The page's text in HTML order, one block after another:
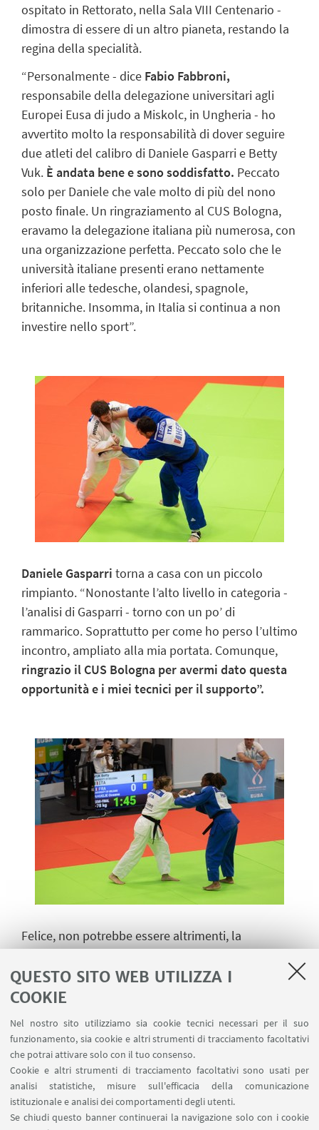
QUESTO SITO WEB UTILIZZA I
COOKIE
Nel nostro sito utilizziamo sia cookie tecnici necessari per il suo
funzionamento, sia cookie e altri strumenti di tracciamento facoltativi
che potrai attivare solo con il tuo consenso.
Cookie e altri strumenti di tracciamento facoltativi sono usati per
analisi statistiche, misure sull'efficacia della comunicazione
istituzionale e analisi dei comportamenti degli utenti.
Se chiudi questo banner continuerai la navigazione solo con i cookie
ospitato in Rettorato, nella Sala VIII Centenario -
dimostra di essere di un altro pianeta, restando la
regina della specialità.
“Personalmente - dice Fabio Fabbroni,
responsabile della delegazione universitari agli
Europei Eusa di judo a Miskolc, in Ungheria - ho
avvertito molto la responsabilità di dover seguire
due atleti del calibro di Daniele Gasparri e Betty
Vuk. È andata bene e sono soddisfatto. Peccato
solo per Daniele che vale molto di più del nono
posto finale. Un ringraziamento al CUS Bologna,
eravamo la delegazione italiana più numerosa, con
una organizzazione perfetta. Peccato solo che le
università italiane presenti erano nettamente
inferiori alle tedesche, olandesi, spagnole,
britanniche. Insomma, in Italia si continua a non
investire nello sport”.
Daniele Gasparri torna a casa con un piccolo
rimpianto. “Nonostante l’alto livello in categoria -
l’analisi di Gasparri - torno con un po’ di
rammarico. Soprattutto per come ho perso l’ultimo
incontro, ampliato alla mia portata. Comunque,
ringrazio il CUS Bologna per avermi dato questa
opportunità e i miei tecnici per il supporto”.
Felice, non potrebbe essere altrimenti, la
riportato l’Università di Bologna ad altissimo
livello. “Sapevo che il livello si sarebbe alzato -
sarebbe stato facile ripetersi. Però le cose hanno
alla fine girato nel verso giusto.
orgogliosa di aver portato sul gradino più alto del
podio i colori del CUS Bologna.Ci tengo a
ringraziare la delegazione del CUS Bologna, in